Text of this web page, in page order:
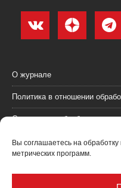
Вы соглашаетесь на
метрических программ.
О журнале
Политика в отношении
Согласие на обработку
Пользовательское